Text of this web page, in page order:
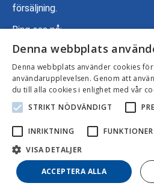
försäljning.
Ring oss på:
08-799 70 00
Adress: Gustavslundsvägen 137,
Mejla oss:info@intersonic.se
© 2026 | Intersonic AB |Privacy policy
Denna webbplats
Denna webbplats använder cookies
användarupplevelsen. Genom att
du till alla cookies i enlighet med vår
STRIKT NÖDVÄNDIGT
INRIKTNING FUNKTIONER
VISA DETALJER
ACCEPTERA ALLA